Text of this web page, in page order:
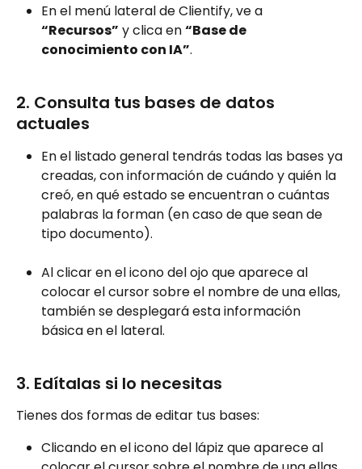
En el menú lateral de Clientify, ve a
“Recursos” y clica en “Base de
conocimiento con IA”.
2. Consulta tus bases de datos
actuales
En el listado general tendrás todas las bases ya
creadas, con información de cuándo y quién la
creó, en qué estado se encuentran o cuántas
palabras la forman (en caso de que sean de
tipo documento).
Al clicar en el icono del ojo que aparece al
colocar el cursor sobre el nombre de una ellas,
también se desplegará esta información
básica en el lateral.
3. Edítalas si lo necesitas
Tienes dos formas de editar tus bases:
Clicando en el icono del lápiz que aparece al